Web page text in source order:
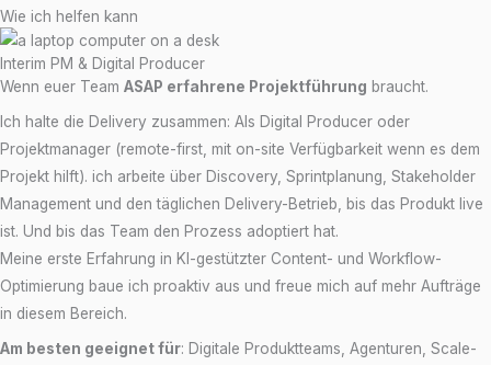
Wie ich helfen kann
Interim PM & Digital Producer
Wenn euer Team ASAP erfahrene Projektführung braucht.
Ich halte die Delivery zusammen: Als Digital Producer oder
Projektmanager (remote-first, mit on-site Verfügbarkeit wenn es dem
Projekt hilft). ich arbeite über Discovery, Sprintplanung, Stakeholder
Management und den täglichen Delivery-Betrieb, bis das Produkt live
ist. Und bis das Team den Prozess adoptiert hat.
Meine erste Erfahrung in KI-gestützter Content- und Workflow-
Optimierung baue ich proaktiv aus und freue mich auf mehr Aufträge
in diesem Bereich.
Am besten geeignet für: Digitale Produktteams, Agenturen, Scale-